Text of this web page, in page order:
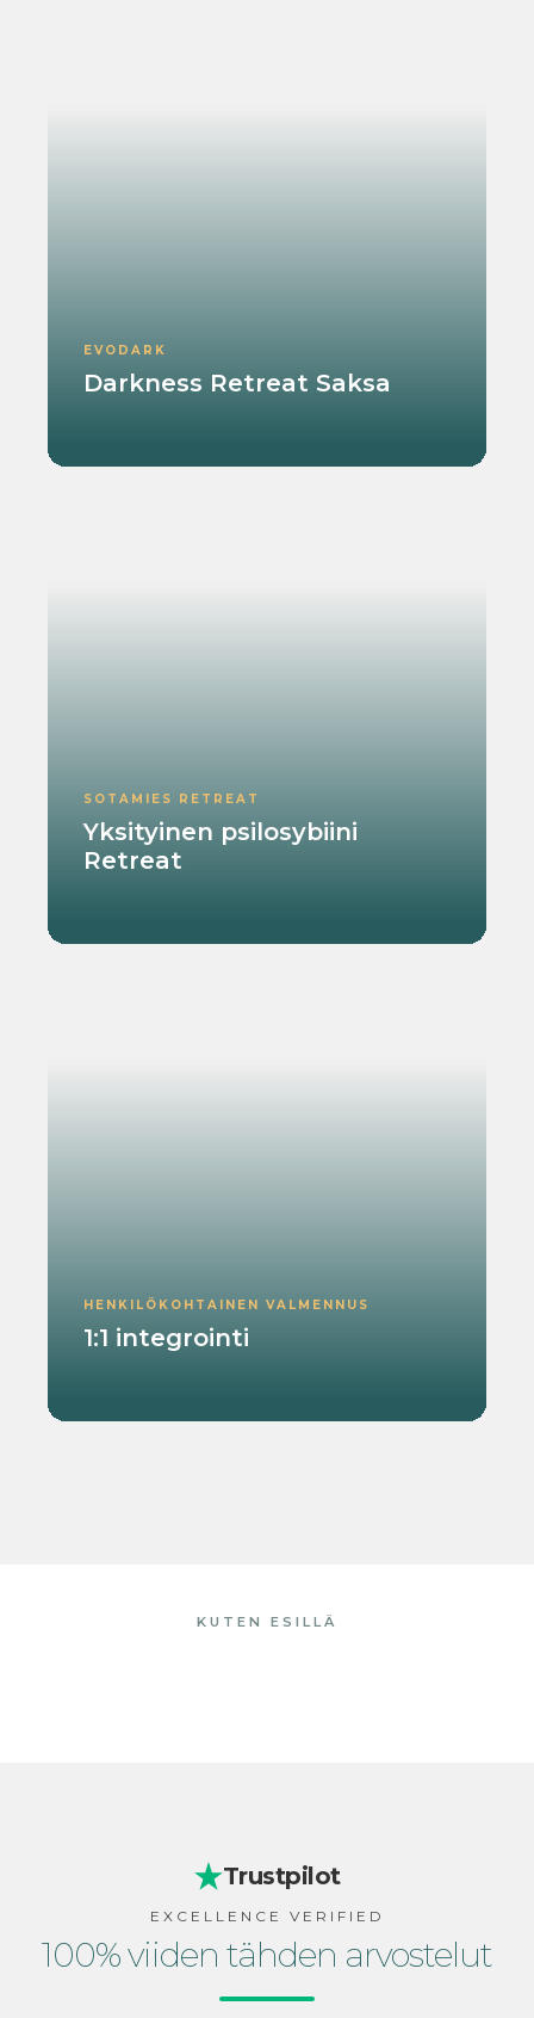
EVODARK
Darkness Retreat Saksa
SOTAMIES RETREAT
Yksityinen psilosybiini
Retreat
HENKILÖKOHTAINEN VALMENNUS
1:1 integrointi
KUTEN ESILLÄ
Trustpilot
EXCELLENCE VERIFIED
100% viiden tähden arvostelut